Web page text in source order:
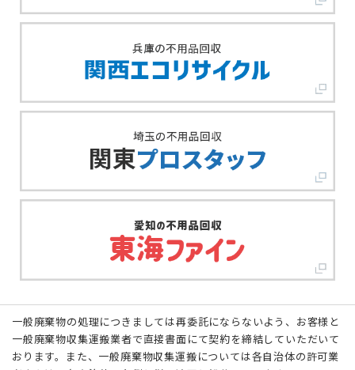
一般廃棄物の処理につきましては再委託にならないよう、お客様と
一般廃棄物収集運搬業者で直接書面にて契約を締結していただいて
おります。また、一般廃棄物収集運搬については各自治体の許可業